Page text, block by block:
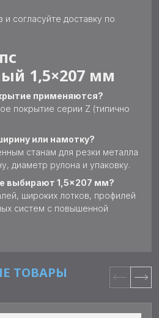
и согласуйте доставку по
1,5×207 мм
применяются?
покрытие серии Z (типично
или намотку?
станам для резки металла
диаметр рулона и упаковку.
выбирают 1,5×207 мм?
широких лотков, профилей
систем с повышенной
ТОВАРЫ